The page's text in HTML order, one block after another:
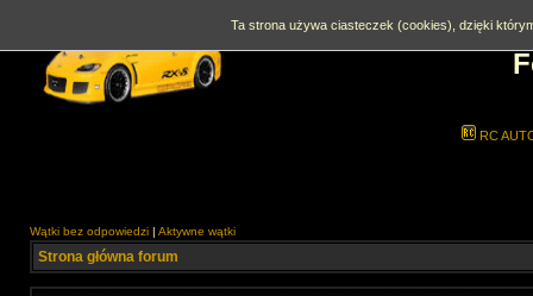
RC
Wątki bez odpowiedzi | Aktywne wątki
Strona główna forum
Ta strona używa ciasteczek (cookies), dzięki